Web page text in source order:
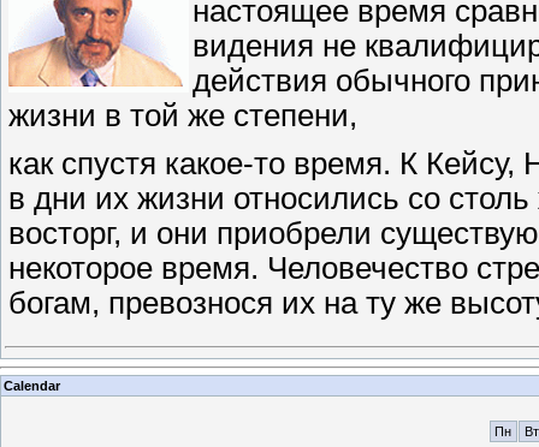
настоящее время
видения не
действия обычного
жизни в той же степени,
как спустя какое-то время. К
в дни их жизни относились со
восторг, и они приобрели
некоторое время. Человечество
богам, превознося их на ту же
Calendar
Пн Вт